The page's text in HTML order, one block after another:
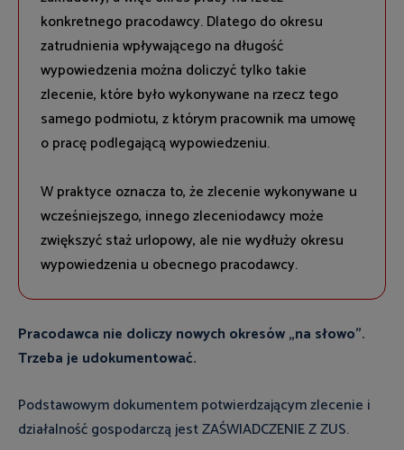
konkretnego pracodawcy. Dlatego do okresu
zatrudnienia wpływającego na długość
wypowiedzenia można doliczyć tylko takie
zlecenie, które było wykonywane na rzecz tego
samego podmiotu, z którym pracownik ma umowę
o pracę podlegającą wypowiedzeniu.
W praktyce oznacza to, że zlecenie wykonywane u
wcześniejszego, innego zleceniodawcy może
zwiększyć staż urlopowy, ale nie wydłuży okresu
wypowiedzenia u obecnego pracodawcy.
Pracodawca nie doliczy nowych okresów „na słowo”.
Trzeba je udokumentować.
Podstawowym dokumentem potwierdzającym zlecenie i
działalność gospodarczą jest ZAŚWIADCZENIE Z ZUS.